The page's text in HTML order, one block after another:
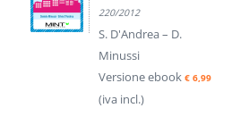
220/2012
S. D'Andrea – D.
Minussi
Versione ebook € 6,99
(iva incl.)